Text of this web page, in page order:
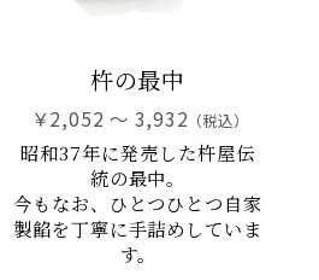
杵の最中
￥2,052 ～ 3,932 （税込）
昭和37年に発売した杵屋伝
統の最中。
今もなお、ひとつひとつ自家
製餡を丁寧に手詰めしていま
す。
こだわりの羊羹
杵の最中
栗里曲
黒豆茶
水羊羹
NEO和菓子
プライバシーポリシー
利用規約